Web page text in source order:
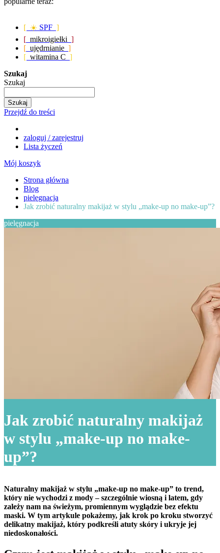
[ ☀️ SPF ]
[ mikroigiełki ]
[ ujędrnianie ]
[ witamina C ]
Szukaj
Szukaj
Szukaj
Przejdź do treści
zaloguj / zarejestruj
Lista życzeń
Mój koszyk
Strona główna
Blog
pielęgnacja
Jak zrobić naturalny makijaż w stylu „make-up no make-up”?
pielęgnacja
Jak zrobić naturalny makijaż
w stylu „make-up no make-
up”?
Naturalny makijaż w stylu „make-up no make-up” to trend,
który nie wychodzi z mody – szczególnie wiosną i latem, gdy
zależy nam na świeżym, promiennym wyglądzie bez efektu
maski. W tym artykule pokażemy, jak krok po kroku stworzyć
delikatny makijaż, który podkreśli atuty skóry i ukryje jej
niedoskonałości.